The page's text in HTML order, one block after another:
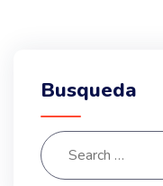
Busqueda